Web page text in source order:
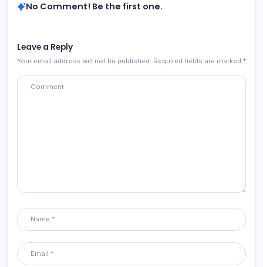
No Comment! Be the first one.
Leave a Reply
Your email address will not be published. Required fields are marked *